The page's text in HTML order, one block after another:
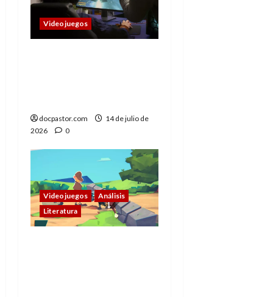
Videojuegos
docpastor.com
14 de julio de
2026
0
Videojuegos
Análisis
Literatura